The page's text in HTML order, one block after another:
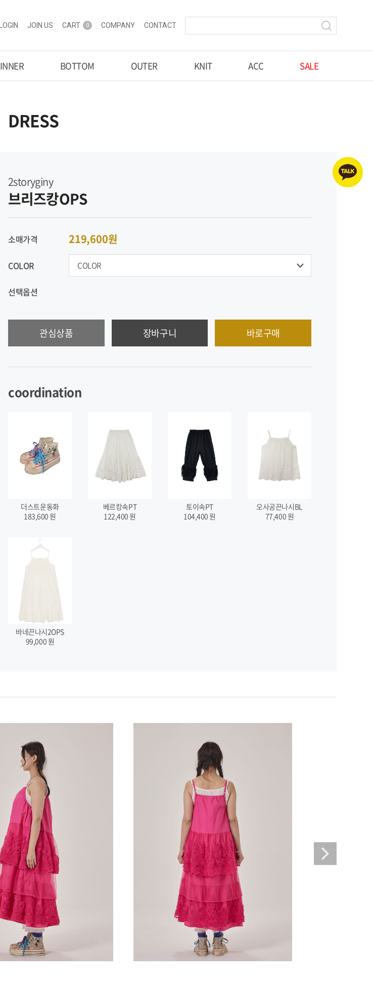
LOGIN JOIN US CART 0 COMPANY CONTACT
INNER BOTTOM OUTER KNIT ACC SALE
DRESS
2storyginy
브리즈캉OPS
소매가격 219,600원
COLOR
선택옵션
관심상품 장바구니 바로구매
coordination
더스트운동화
183,600 원
베르캉속PT
122,400 원
토이속PT
104,400 원
오사공끈나시BL
77,400 원
바네끈나시2OPS
99,000 원